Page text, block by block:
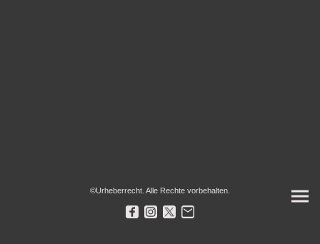
©Urheberrecht. Alle Rechte vorbehalten.